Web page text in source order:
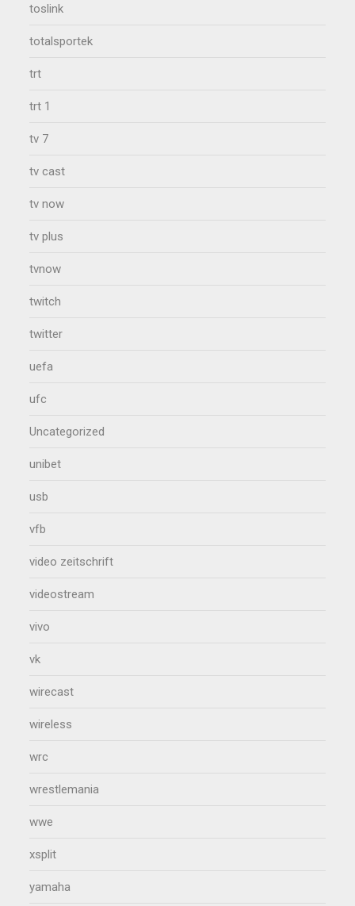
toslink
totalsportek
trt
trt 1
tv 7
tv cast
tv now
tv plus
tvnow
twitch
twitter
uefa
ufc
Uncategorized
unibet
usb
vfb
video zeitschrift
videostream
vivo
vk
wirecast
wireless
wrc
wrestlemania
wwe
xsplit
yamaha